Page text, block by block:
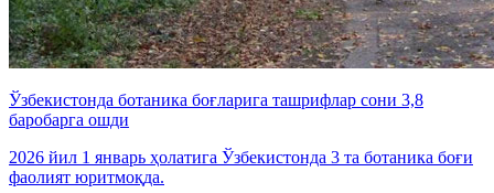
Ўзбекистонда ботаника боғларига ташрифлар сони 3,8
баробарга ошди
2026 йил 1 январь ҳолатига Ўзбекистонда 3 та ботаника боғи
фаолият юритмоқда.